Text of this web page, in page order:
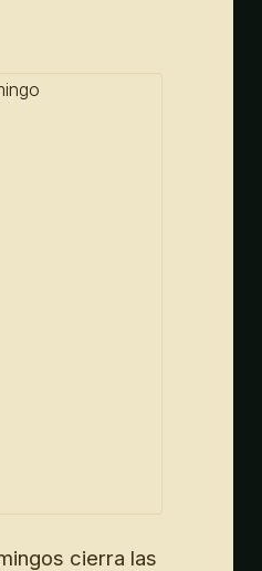
cierra las